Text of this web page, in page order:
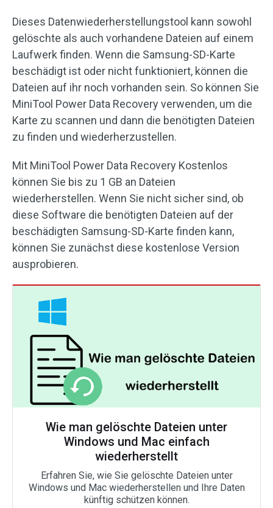
Dieses Datenwiederherstellungstool kann sowohl
gelöschte als auch vorhandene Dateien auf einem
Laufwerk finden. Wenn die Samsung-SD-Karte
beschädigt ist oder nicht funktioniert, können die
Dateien auf ihr noch vorhanden sein. So können Sie
MiniTool Power Data Recovery verwenden, um die
Karte zu scannen und dann die benötigten Dateien
zu finden und wiederherzustellen.
Mit MiniTool Power Data Recovery Kostenlos
können Sie bis zu 1 GB an Dateien
wiederherstellen. Wenn Sie nicht sicher sind, ob
diese Software die benötigten Dateien auf der
beschädigten Samsung-SD-Karte finden kann,
können Sie zunächst diese kostenlose Version
ausprobieren.
Wie man gelöschte Dateien unter
Windows und Mac einfach
wiederherstellt
Erfahren Sie, wie Sie gelöschte Dateien unter
Windows und Mac wiederherstellen und Ihre Daten
künftig schützen können.